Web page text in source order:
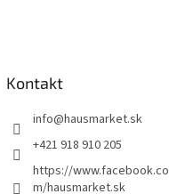
Kontakt
info@hausmarket.sk
+421 918 910 205
https://www.facebook.co
m/hausmarket.sk